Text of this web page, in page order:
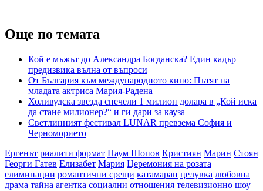
Още по темата
Кой е мъжът до Александра Богданска? Един кадър
предизвика вълна от въпроси
От България към международното кино: Пътят на
младата актриса Мария-Радена
Холивудска звезда спечели 1 милион долара в „Кой иска
да стане милионер?“ и ги дари за кауза
Светлинният фестивал LUNAR превзема София и
Черноморието
Ергенът риалити формат Наум Шопов Кристиян Марин Стоян
Георги Гатев Елизабет Мария Церемония на розата
елиминации романтични срещи катамаран целувка любовна
драма тайна агентка социални отношения телевизионно шоу